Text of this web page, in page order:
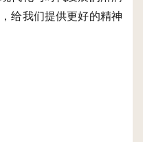
给我们提供更好的精神